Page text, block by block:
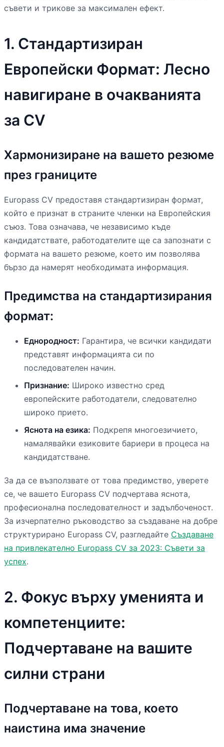
съвети и трикове за максимален ефект.
1. Стандартизиран
Европейски Формат: Лесно
навигиране в очакванията
за CV
Хармонизиране на вашето резюме
през границите
Europass CV предоставя стандартизиран формат,
който е признат в страните членки на Европейския
съюз. Това означава, че независимо къде
кандидатствате, работодателите ще са запознати с
формата на вашето резюме, което им позволява
бързо да намерят необходимата информация.
Предимства на стандартизирания
формат:
Еднородност: Гарантира, че всички кандидати
представят информацията си по
последователен начин.
Признание: Широко известно сред
европейските работодатели, следователно
широко прието.
Яснота на езика: Подкрепя многоезичието,
намалявайки езиковите бариери в процеса на
кандидатстване.
За да се възползвате от това предимство, уверете
се, че вашето Europass CV подчертава яснота,
професионална последователност и задълбоченост.
За изчерпателно ръководство за създаване на добре
структурирано Europass CV, разгледайте Създаване
на привлекателно Europass CV за 2023: Съвети за
успех.
2. Фокус върху уменията и
компетенциите:
Подчертаване на вашите
силни страни
Подчертаване на това, което
наистина има значение